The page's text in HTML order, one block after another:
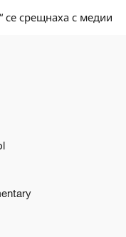
се срещнаха с медии